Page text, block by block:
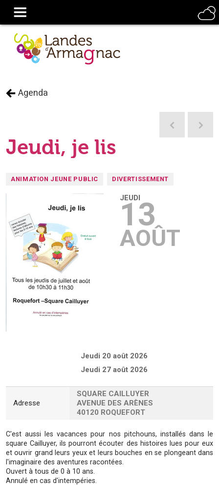
Agenda
Jeudi, je lis
ANIMATION JEUNE PUBLIC DIVERTISSEMENT
JEUDI
13
AOÛT
Jeudi 20 août 2026
Jeudi 27 août 2026
Adresse
SQUARE CAILLUYER
AVENUE DES ARÈNES
40120 ROQUEFORT
C'est aussi les vacances pour nos pitchouns, installés dans le
square Cailluyer, ils pourront écouter des histoires lues pour eux
et ouvrir grand leurs yeux et leurs bouches en se plongeant dans
l'imaginaire des aventures racontées.
Ouvert à tous de 0 à 10 ans.
Annulé en cas d'intempéries.